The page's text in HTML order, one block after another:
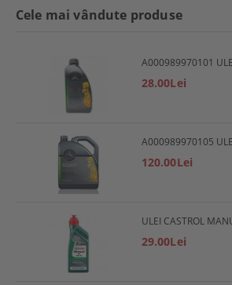
Cele mai vândute produse
28.00Lei
120.00Lei
ULEI CASTROL
29.00Lei